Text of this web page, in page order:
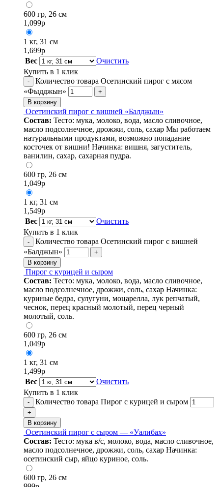
600 гр, 26 см
1,099р
1 кг, 31 см
1,699р
Вес
Очистить
Купить в 1 клик
-
Количество товара Осетинский пирог с мясом
«Фыдджын»
+
В корзину
Осетинский пирог с вишней «Балджын»
Состав: Тесто: мука, молоко, вода, масло сливочное,
масло подсолнечное, дрожжи, соль, сахар Мы работаем
натуральными продуктами, возможно попадание
косточек от вишни! Начинка: вишня, загуститель,
ванилин, сахар, сахарная пудра.
600 гр, 26 см
1,049р
1 кг, 31 см
1,549р
Вес
Очистить
Купить в 1 клик
-
Количество товара Осетинский пирог с вишней
«Балджын»
+
В корзину
Пирог с курицей и сыром
Состав: Тесто: мука, молоко, вода, масло сливочное,
масло подсолнечное, дрожжи, соль, сахар Начинка:
куриные бедра, сулугуни, моцарелла, лук репчатый,
чеснок, перец красный молотый, перец черный
молотый, соль.
600 гр, 26 см
1,049р
1 кг, 31 см
1,499р
Вес
Очистить
Купить в 1 клик
- Количество товара Пирог с курицей и сыром
+
В корзину
Осетинский пирог с сыром — «Уалибах»
Состав: Тесто: мука в/с, молоко, вода, масло сливочное,
масло подсолнечное, дрожжи, соль, сахар Начинка:
осетинский сыр, яйцо куриное, соль.
600 гр, 26 см